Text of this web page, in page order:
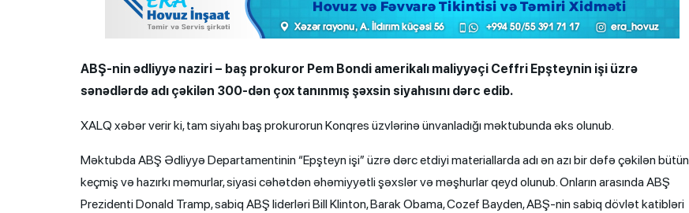
ABŞ-nin ədliyyə naziri – baş prokuror Pem Bondi amerikalı maliyyəçi Ceffri Epşteynin işi üzrə
sənədlərdə adı çəkilən 300-dən çox tanınmış şəxsin siyahısını dərc edib.
XALQ xəbər verir ki, tam siyahı baş prokurorun Konqres üzvlərinə ünvanladığı məktubunda əks olunub.
Məktubda ABŞ Ədliyyə Departamentinin “Epşteyn işi” üzrə dərc etdiyi materiallarda adı ən azı bir dəfə çəkilən bütün
keçmiş və hazırkı məmurlar, siyasi cəhətdən əhəmiyyətli şəxslər və məşhurlar qeyd olunub. Onların arasında ABŞ
Prezidenti Donald Tramp, sabiq ABŞ liderləri Bill Klinton, Barak Obama, Cozef Bayden, ABŞ-nin sabiq dövlət katibləri